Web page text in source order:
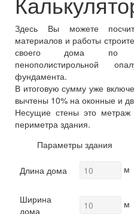
Здесь Вы можете
материалов и работы
своего дома по
пенополистирольной
фундамента.
В итоговую сумму уже
вычтены 10% на оконные и
Несущие стены это
периметра здания.
Параметры здания
Длина дома м
Ширина
дома
м